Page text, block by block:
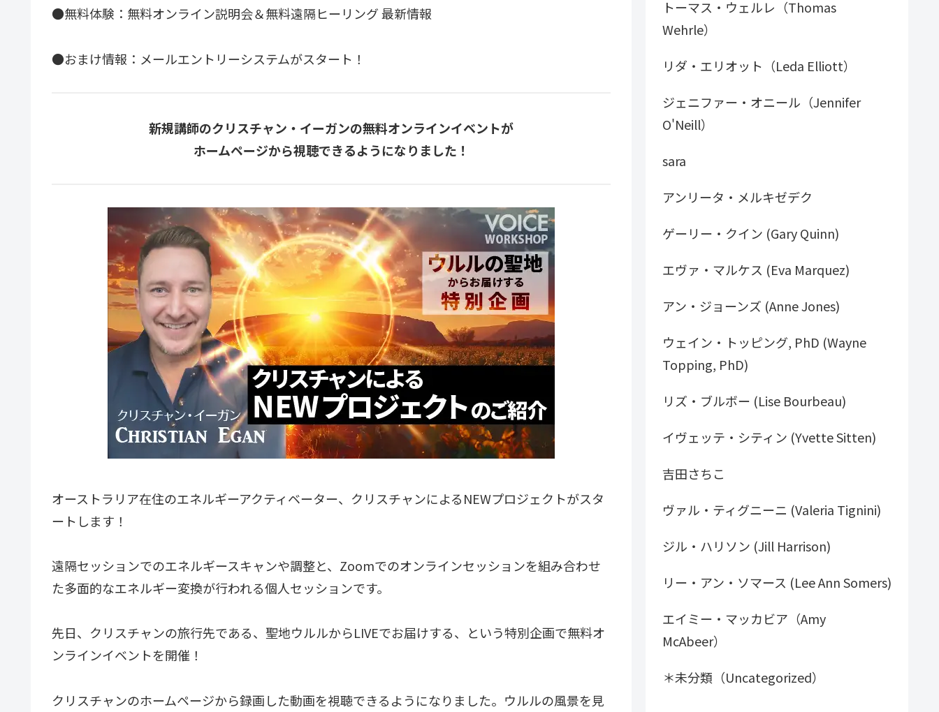
●無料体験：無料オンライン説明会＆無料遠隔ヒーリング 最新情報
●おまけ情報：メールエントリーシステムがスタート！
新規講師のクリスチャン・イーガンの無料オンラインイベントが
ホームページから視聴できるようになりました！
オーストラリア在住のエネルギーアクティベーター、クリスチャンによるNEWプロジェクトがスタ
ートします！
遠隔セッションでのエネルギースキャンや調整と、Zoomでのオンラインセッションを組み合わせ
た多面的なエネルギー変換が行われる個人セッションです。
先日、クリスチャンの旅行先である、聖地ウルルからLIVEでお届けする、という特別企画で無料オ
ンラインイベントを開催！
クリスチャンのホームページから録画した動画を視聴できるようになりました。ウルルの風景を見
トーマス・ウェルレ（Thomas
Wehrle）
リダ・エリオット（Leda Elliott）
ジェニファー・オニール（Jennifer
O'Neill）
sara
アンリータ・メルキゼデク
ゲーリー・クイン (Gary Quinn)
エヴァ・マルケス (Eva Marquez)
アン・ジョーンズ (Anne Jones)
ウェイン・トッピング, PhD (Wayne
Topping, PhD)
リズ・ブルボー (Lise Bourbeau)
イヴェッテ・シティン (Yvette Sitten)
吉田さちこ
ヴァル・ティグニーニ (Valeria Tignini)
ジル・ハリソン (Jill Harrison)
リー・アン・ソマース (Lee Ann Somers)
エイミー・マッカビア（Amy
McAbeer）
＊未分類（Uncategorized）